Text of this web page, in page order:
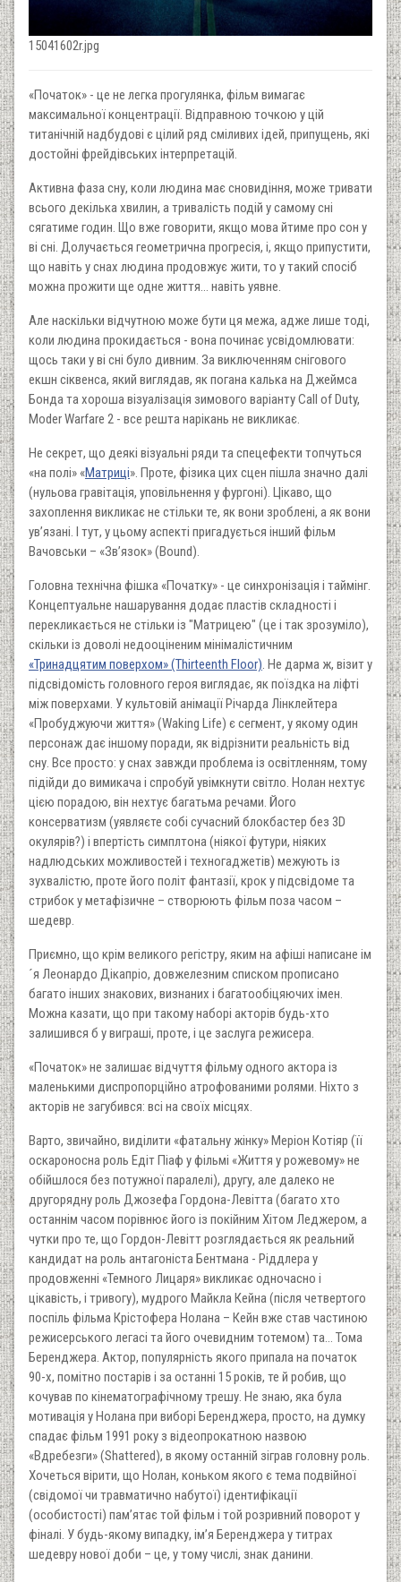
15041602r.jpg
«Початок» - це не легка прогулянка, фільм вимагає
максимальної концентрації. Відправною точкою у цій
титанічній надбудові є цілий ряд сміливих ідей, припущень, які
достойні фрейдівських інтерпретацій.
Активна фаза сну, коли людина має сновидіння, може тривати
всього декілька хвилин, а тривалість подій у самому сні
сягатиме годин. Що вже говорити, якщо мова йтиме про сон у
ві сні. Долучається геометрична прогресія, і, якщо припустити,
що навіть у снах людина продовжує жити, то у такий спосіб
можна прожити ще одне життя… навіть уявне.
Але наскільки відчутною може бути ця межа, адже лише тоді,
коли людина прокидається - вона починає усвідомлювати:
щось таки у ві сні було дивним. За виключенням снігового
екшн сіквенса, який виглядав, як погана калька на Джеймса
Бонда та хороша візуалізація зимового варіанту Call of Duty,
Moder Warfare 2 - все решта нарікань не викликає.
Не секрет, що деякі візуальні ряди та спецефекти топчуться
«на полі» «Матриці». Проте, фізика цих сцен пішла значно далі
(нульова гравітація, уповільнення у фургоні). Цікаво, що
захоплення викликає не стільки те, як вони зроблені, а як вони
ув’язані. І тут, у цьому аспекті пригадується інший фільм
Вачовськи – «Зв’язок» (Bound).
Головна технічна фішка «Початку» - це синхронізація і таймінг.
Концептуальне нашарування додає пластів складності і
перекликається не стільки із "Матрицею" (це і так зрозуміло),
скільки із доволі недооціненим мінімалістичним
«Тринадцятим поверхом» (Thirteenth Floor). Не дарма ж, візит у
підсвідомість головного героя виглядає, як поїздка на ліфті
між поверхами. У культовій анімації Річарда Лінклейтера
«Пробуджуючи життя» (Waking Life) є сегмент, у якому один
персонаж дає іншому поради, як відрізнити реальність від
сну. Все просто: у снах завжди проблема із освітленням, тому
підійди до вимикача і спробуй увімкнути світло. Нолан нехтує
цією порадою, він нехтує багатьма речами. Його
консерватизм (уявляєте собі сучасний блокбастер без 3D
окулярів?) і впертість симплтона (ніякої футури, ніяких
надлюдських можливостей і техногаджетів) межують із
зухвалістю, проте його політ фантазії, крок у підсвідоме та
стрибок у метафізичне – створюють фільм поза часом –
шедевр.
Приємно, що крім великого регістру, яким на афіші написане ім
´я Леонардо Дікапріо, довжелезним списком прописано
багато інших знакових, визнаних і багатообіцяючих імен.
Можна казати, що при такому наборі акторів будь-хто
залишився б у виграші, проте, і це заслуга режисера.
«Початок» не залишає відчуття фільму одного актора із
маленькими диспропорційно атрофованими ролями. Ніхто з
акторів не загубився: всі на своїх місцях.
Варто, звичайно, виділити «фатальну жінку» Меріон Котіяр (її
оскароносна роль Едіт Піаф у фільмі «Життя у рожевому» не
обійшлося без потужної паралелі), другу, але далеко не
другорядну роль Джозефа Гордона-Левітта (багато хто
останнім часом порівнює його із покійним Хітом Леджером, а
чутки про те, що Гордон-Левітт розглядається як реальний
кандидат на роль антагоніста Бентмана - Ріддлера у
продовженні «Темного Лицаря» викликає одночасно і
цікавість, і тривогу), мудрого Майкла Кейна (після четвертого
поспіль фільма Крістофера Нолана – Кейн вже став частиною
режисерського легасі та його очевидним тотемом) та… Тома
Беренджера. Актор, популярність якого припала на початок
90-х, помітно постарів і за останні 15 років, те й робив, що
кочував по кінематографічному трешу. Не знаю, яка була
мотивація у Нолана при виборі Беренджера, просто, на думку
спадає фільм 1991 року з відеопрокатною назвою
«Вдребезги» (Shattered), в якому останній зіграв головну роль.
Хочеться вірити, що Нолан, коньком якого є тема подвійної
(свідомої чи травматично набутої) ідентифікації
(особистості) пам’ятає той фільм і той розривний поворот у
фіналі. У будь-якому випадку, ім’я Беренджера у титрах
шедевру нової доби – це, у тому числі, знак данини.